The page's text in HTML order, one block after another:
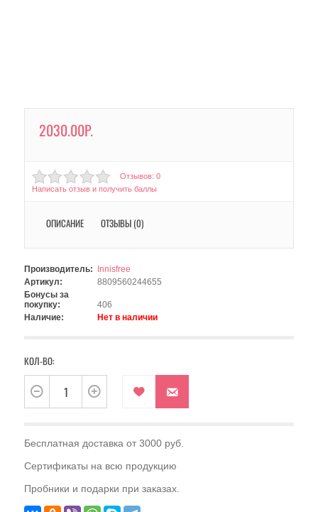
2030.00Р.
Отзывов: 0
Написать отзыв и получить баллы
ОПИСАНИЕ ОТЗЫВЫ (0)
Производитель:
Innisfree
Артикул:
8809560244655
Бонусы за
покупку:
406
Наличие:
Нет в наличии
КОЛ-ВО:
Бесплатная доставка от 3000 руб.
Сертификаты на всю продукцию
Пробники и подарки при заказах.